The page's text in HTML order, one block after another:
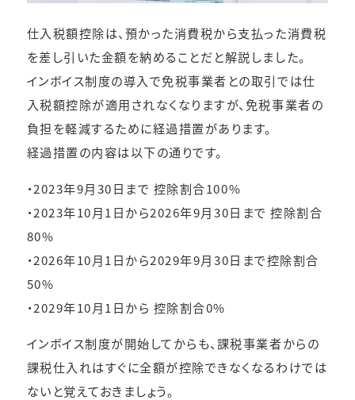
仕入税額控除は、預かった消費税から支払った消費税
を差し引いた金額を納めることだと解説しました。
インボイス制度の導入で免税事業者との取引では仕
入税額控除が適用されなくなりますが、免税事業者の
負担を軽減するために経過措置があります。
経過措置の内容は以下の通りです。
・2023年9月30日まで 控除割合100%
・2023年10月1日から2026年9月30日まで 控除割合
80%
・2026年10月1日から2029年9月30日まで控除割合
50%
・2029年10月1日から 控除割合0%
インボイス制度が開始してからも、課税事業者からの
課税仕入れはすぐに全額が控除できなくなるわけでは
ないと覚えておきましょう。